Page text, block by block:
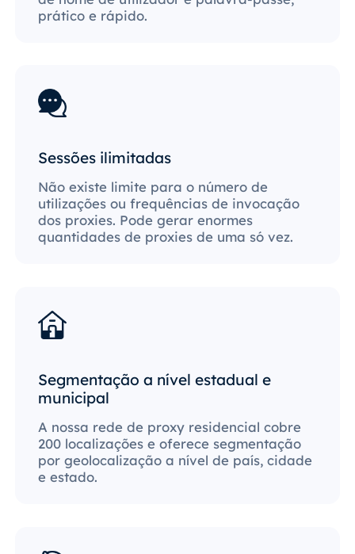
prático e rápido.
Sessões ilimitadas
Não existe limite para o número de
utilizações ou frequências de invocação
dos proxies. Pode gerar enormes
quantidades de proxies de uma só vez.
Segmentação a nível estadual e
municipal
A nossa rede de proxy residencial cobre
200 localizações e oferece segmentação
por geolocalização a nível de país, cidade
e estado.